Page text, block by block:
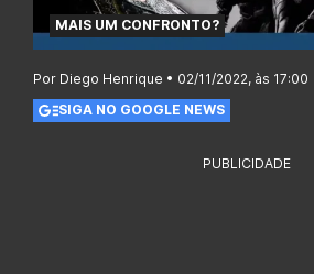
MAIS UM CONFRONTO?
Por Diego Henrique • 02/11/2022, às 17:00
SIGA NO GOOGLE NEWS
PUBLICIDADE